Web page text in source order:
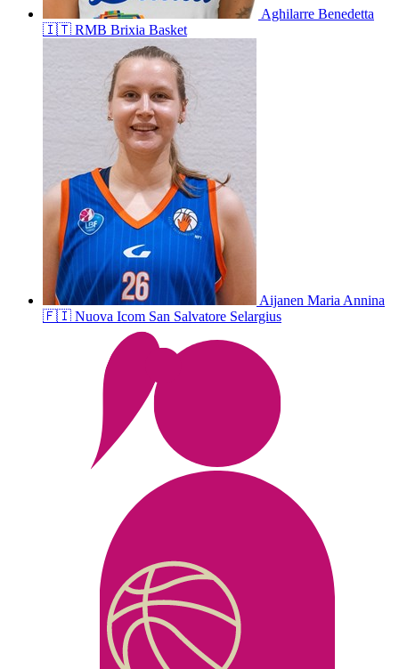
Aghilarre Benedetta
🇮🇹 RMB Brixia Basket
Aijanen Maria Annina
🇫🇮 Nuova Icom San Salvatore Selargius